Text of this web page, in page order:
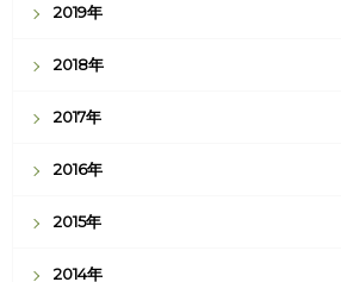
2019年
2018年
2017年
2016年
2015年
2014年